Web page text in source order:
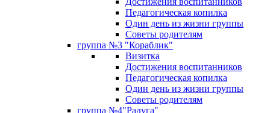
Педагогическая копилка
Один день из жизни группы
Советы родителям
группа №3 "Кораблик"
Визитка
Достижения воспитанников
Педагогическая копилка
Один день из жизни группы
Советы родителям
группа №4"Радуга"